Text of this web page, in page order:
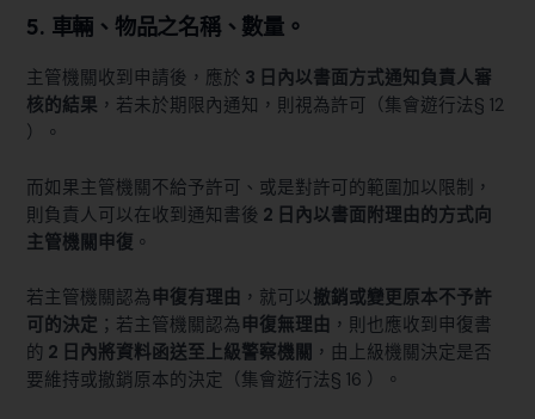
5. 車輛、物品之名稱、數量。
主管機關收到申請後，應於 3 日內以書面方式通知負責人審
核的結果 ，若未於期限內通知，則視為許可（集會遊行法§ 12
）。
而如果主管機關不給予許可、或是對許可的範圍加以限制，
則負責人可以在收到通知書後 2 日內以書面附理由的方式向
主管機關申復 。
若主管機關認為 申復有理由 ，就可以撤銷或變更原本不予許
可的決定 ；若主管機關認為 申復無理由 ，則也應收到申復書
的 2 日內將資料函送至上級警察機關 ，由上級機關決定是否
要維持或撤銷原本的決定（集會遊行法§ 16 ）。